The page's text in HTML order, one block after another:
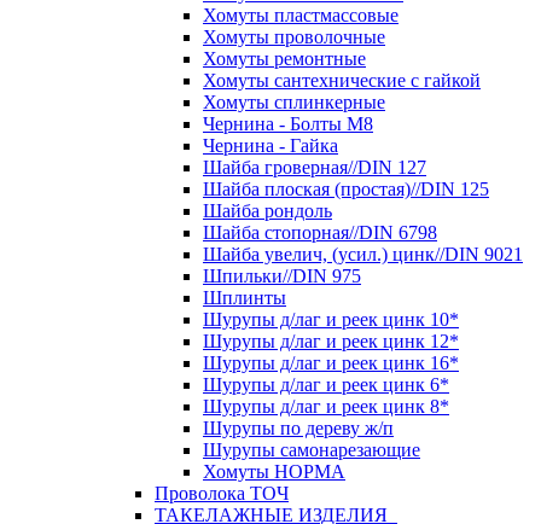
Хомуты пластмассовые
Хомуты проволочные
Хомуты ремонтные
Хомуты сантехнические с гайкой
Хомуты сплинкерные
Чернина - Болты М8
Чернина - Гайка
Шайба гроверная//DIN 127
Шайба плоская (простая)//DIN 125
Шайба рондоль
Шайба стопорная//DIN 6798
Шайба увелич, (усил.) цинк//DIN 9021
Шпильки//DIN 975
Шплинты
Шурупы д/лаг и реек цинк 10*
Шурупы д/лаг и реек цинк 12*
Шурупы д/лаг и реек цинк 16*
Шурупы д/лаг и реек цинк 6*
Шурупы д/лаг и реек цинк 8*
Шурупы по дереву ж/п
Шурупы самонарезающие
Хомуты НОРМА
Проволока ТОЧ
ТАКЕЛАЖНЫЕ ИЗДЕЛИЯ